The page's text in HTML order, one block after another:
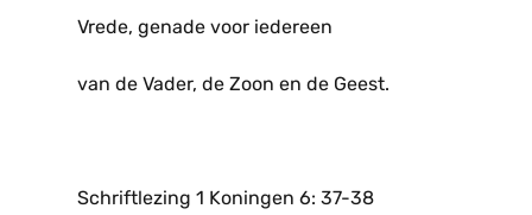
Vrede, genade voor iedereen
van de Vader, de Zoon en de Geest.
Schriftlezing 1 Koningen 6: 37-38